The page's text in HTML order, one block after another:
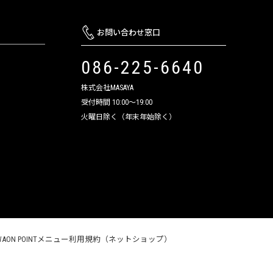
お問い合わせ窓口
086-225-6640
株式会社MASAYA
受付時間 10:00～19:00
火曜日除く（年末年始除く）
POINTメニュー利用規約（ネットショップ）